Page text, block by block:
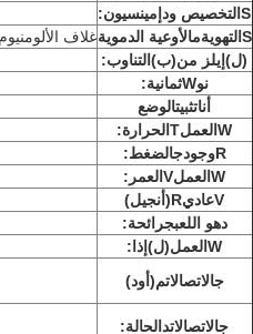
S التخصيص ود إمينسيون:
S التهويةمالأوعية الدمويةغلاف
(ل) إيلز من(ب) التناوب:
نوWثمانية:
أناتثبيتالوضع
W العملT الحرارة:
Rوجودجالضغط:
W العملV العمر:
VعاديR(أنجيل)
دهو اللعبجرائحة:
W العمل(ل) إذا:
جالاتصالاتم(أود)
جالاتصالاتد الحالة: